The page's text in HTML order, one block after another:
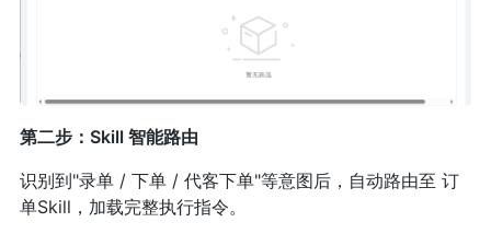
第二步：Skill 智能路由
识别到"录单 / 下单 / 代客下单"等意图后，自动路由至 订
单Skill，加载完整执行指令。